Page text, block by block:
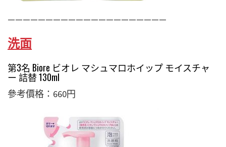
—————————————————————
洗面
第3名 Biore ビオレ マシュマロホイップ モイスチャ
ー 詰替 130ml
參考價格：660円